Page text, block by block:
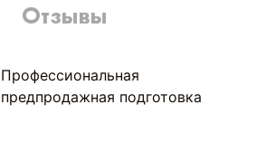
Отзывы
Профессиональная
предпродажная подготовка